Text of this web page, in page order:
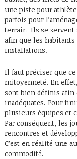
une piste pour
parfois pour
terrain. Ils se
afin que les
installations.
Il faut préciser que
mitoyenneté. En
sont bien définis afin
inadéquates. Pour
plusieurs équipes et
Par conséquent, les
rencontres et
C’est en réalité une
commodité.